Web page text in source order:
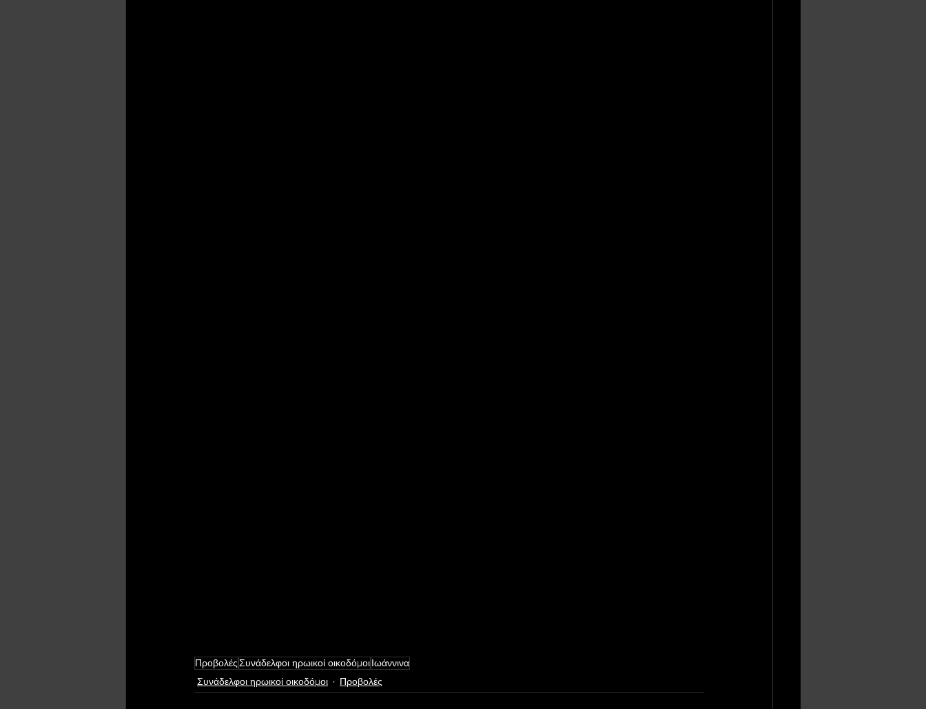
ΠροβολέςΣυνάδελφοι ηρωικοί οικοδόμοιΙωάννινα
Συνάδελφοι ηρωικοί οικοδόμοι
Προβολές